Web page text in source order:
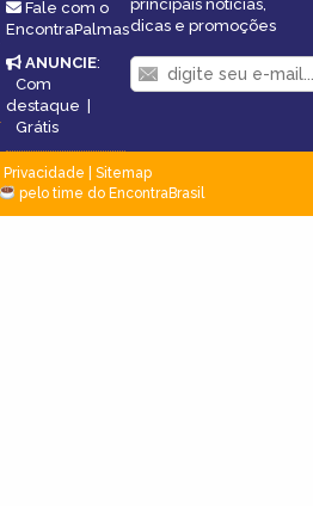
Fale com o
EncontraPalmas
ANUNCIE:
Com
destaque |
Grátis
principais notícias,
dicas e promoções
Privacidade
Sitemap
pelo time do EncontraBrasil